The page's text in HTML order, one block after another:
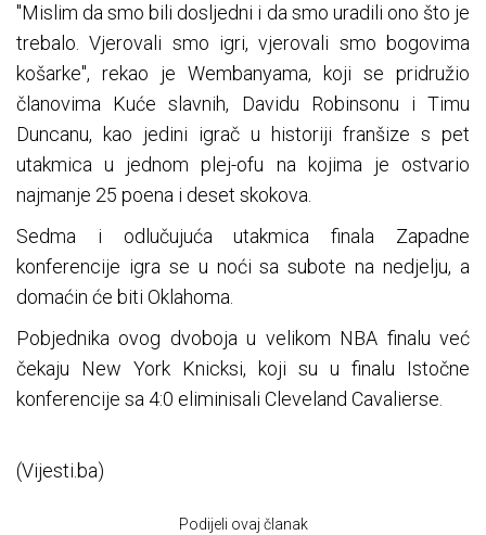
"Mislim da smo bili dosljedni i da smo uradili ono što je
trebalo. Vjerovali smo igri, vjerovali smo bogovima
košarke", rekao je Wembanyama, koji se pridružio
članovima Kuće slavnih, Davidu Robinsonu i Timu
Duncanu, kao jedini igrač u historiji franšize s pet
utakmica u jednom plej-ofu na kojima je ostvario
najmanje 25 poena i deset skokova.
Sedma i odlučujuća utakmica finala Zapadne
konferencije igra se u noći sa subote na nedjelju, a
domaćin će biti Oklahoma.
Pobjednika ovog dvoboja u velikom NBA finalu već
čekaju New York Knicksi, koji su u finalu Istočne
konferencije sa 4:0 eliminisali Cleveland Cavalierse.
(Vijesti.ba)
Podijeli ovaj članak